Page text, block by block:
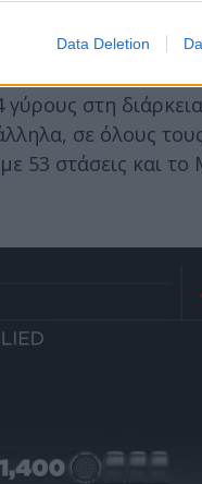
Data Deletion
στη
σε όλους
53 στάσεις και